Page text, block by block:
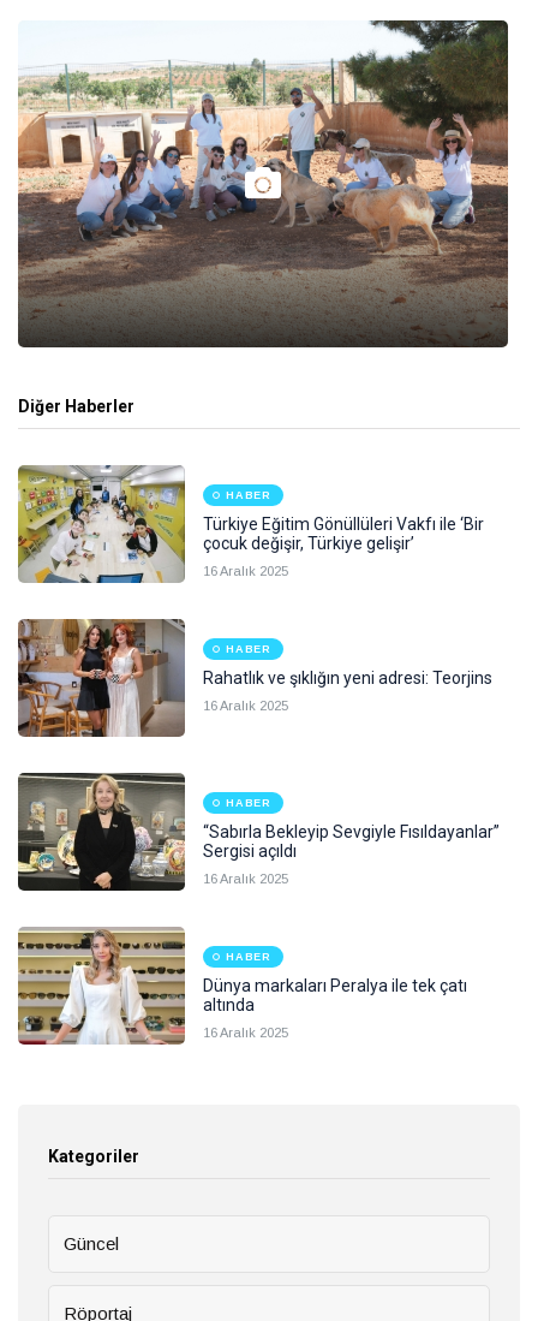
Diğer Haberler
HABER
Türkiye Eğitim Gönüllüleri Vakfı ile ‘Bir
çocuk değişir, Türkiye gelişir’
16 Aralık 2025
HABER
Rahatlık ve şıklığın yeni adresi: Teorjins
16 Aralık 2025
HABER
“Sabırla Bekleyip Sevgiyle Fısıldayanlar”
Sergisi açıldı
16 Aralık 2025
HABER
Dünya markaları Peralya ile tek çatı
altında
16 Aralık 2025
Kategoriler
Güncel
Röportaj